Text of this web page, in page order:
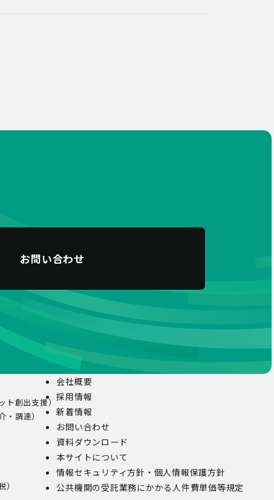
お問い合わせ
ト創出支援）
調達）
会社概要
採用情報
新着情報
お問い合わせ
資料ダウンロード
本サイトについて
情報セキュリティ方針・個人情報保護方針
公共機関の受託業務にかかる人件費単価等規定